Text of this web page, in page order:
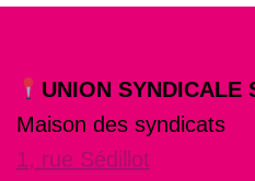
UNION SYNDICALE
Maison des syndicats
1, rue Sédillot